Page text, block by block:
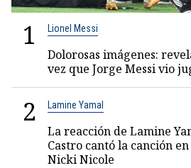
1 Lionel Messi
Dolorosas imágenes:
vez que Jorge Messi vio
2 Lamine Yamal
La reacción de Lamine
Castro cantó la canción
Nicki Nicole